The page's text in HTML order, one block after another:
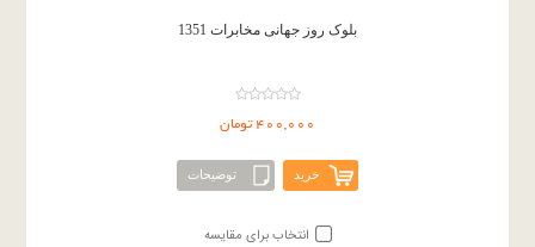
بلوک روز جهانی مخابرات 1351
400,000 تومان
خرید توضیحات
انتخاب برای مقایسه